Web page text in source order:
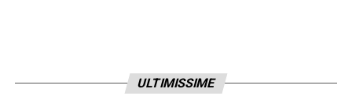
ULTIMISSIME